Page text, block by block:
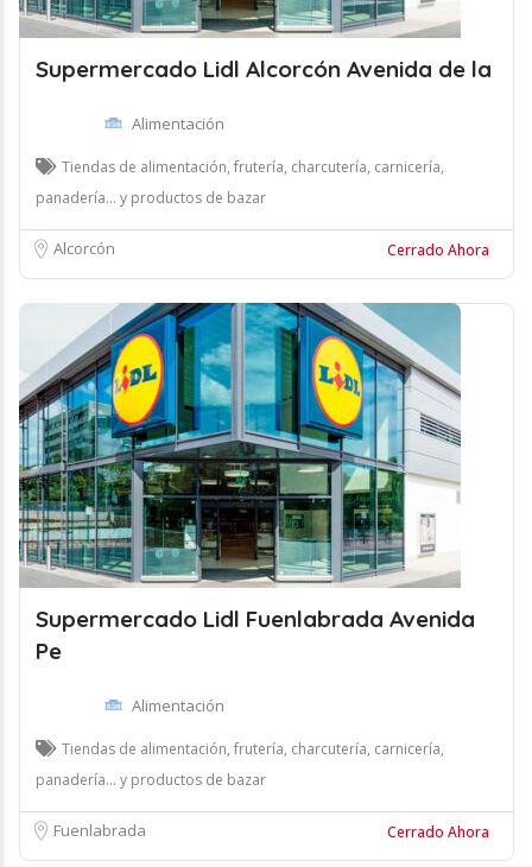
Supermercado Lidl Alcorcón Avenida de la
Alimentación
Tiendas de alimentación, frutería, charcutería, carnicería,
panadería... y productos de bazar
Alcorcón Cerrado Ahora
Supermercado Lidl Fuenlabrada Avenida
Pe
Alimentación
Tiendas de alimentación, frutería, charcutería, carnicería,
panadería... y productos de bazar
Fuenlabrada Cerrado Ahora